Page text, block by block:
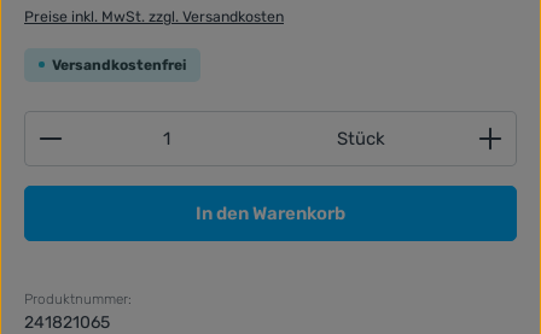
Preise inkl. MwSt. zzgl. Versandkosten
Versandkostenfrei
Produkt Anzahl: Gib den gewünschten Wert ein
Stück
In den Warenkorb
Produktnummer:
241821065